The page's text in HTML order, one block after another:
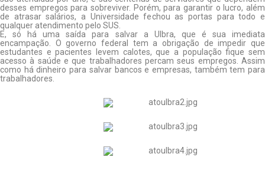
desses empregos para sobreviver. Porém, para garantir o lucro, além
de atrasar salários, a Universidade fechou as portas para todo e
qualquer atendimento pelo SUS.
E, só há uma saída para salvar a Ulbra, que é sua imediata
encampação. O governo federal tem a obrigação de impedir que
estudantes e pacientes levem calotes, que a população fique sem
acesso à saúde e que trabalhadores percam seus empregos. Assim
como há dinheiro para salvar bancos e empresas, também tem para
trabalhadores.